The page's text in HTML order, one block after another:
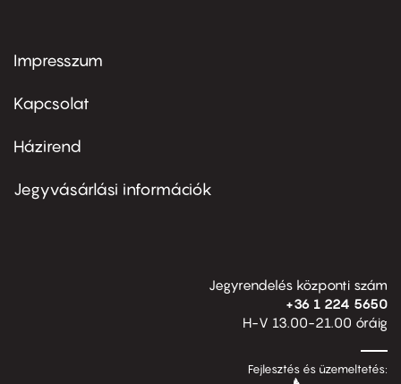
Footer
first
Impresszum
Kapcsolat
Footer
second
Házirend
Jegyvásárlási információk
Jegyrendelés központi szám
+36 1 224 5650
H-V 13.00-21.00 óráig
Fejlesztés és üzemeltetés: